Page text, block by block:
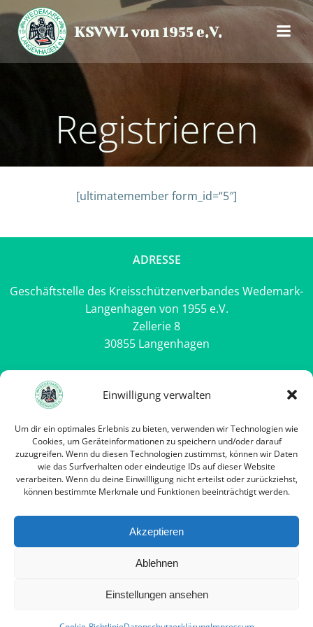
Einwilligung verwalten
Um dir ein optimales Erlebnis zu bieten, verwenden wir Technologien wie
Cookies, um Geräteinformationen zu speichern und/oder darauf
zuzugreifen. Wenn du diesen Technologien zustimmst, können wir Daten
wie das Surfverhalten oder eindeutige IDs auf dieser Website
verarbeiten. Wenn du deine Einwillligung nicht erteilst oder zurückziehst,
können bestimmte Merkmale und Funktionen beeinträchtigt werden.
Akzeptieren
Ablehnen
Einstellungen ansehen
Zum
Inhalt
springen
KSVWL von 1955 e.V.
Registrieren
[ultimatemember form_id=“5″]
ADRESSE
Geschäftstelle des Kreisschützenverbandes Wedemark-
Langenhagen von 1955 e.V.
Zellerie 8
30855 Langenhagen
Rechtliches
Datenschutzerklärung
Cookie-Richtlinie (EU)
ÖFFNUNGSZEITEN GESCHÄFTSSTELLE
Jeder 1. + 3. Donnerstag im Monat
18:00 - 20:00